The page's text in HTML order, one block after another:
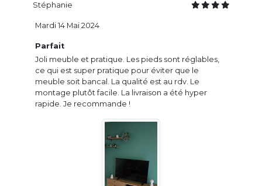
Stéphanie
Parfait
Joli meuble et pratique. Les pieds sont réglables,
ce qui est super pratique pour éviter que le
meuble soit bancal. La qualité est au rdv. Le
montage plutôt facile. La livraison a été hyper
rapide. Je recommande !
Mardi 14 Mai 2024